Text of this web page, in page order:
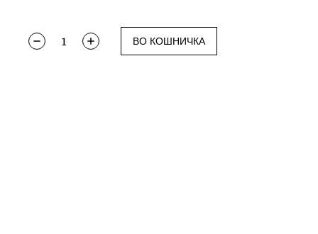
ВО КОШНИЧКА